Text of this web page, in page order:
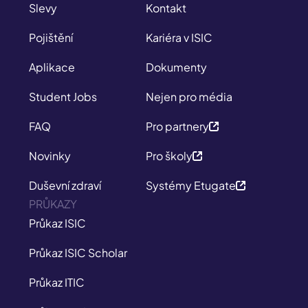
Slevy
Pojištění
Aplikace
Student Jobs
FAQ
Novinky
Duševní zdraví
Kontakt
Kariéra v ISIC
Dokumenty
Nejen pro média
Pro partnery
Pro školy
Systémy Etugate
PRŮKAZY
Průkaz ISIC
Průkaz ISIC Scholar
Průkaz ITIC